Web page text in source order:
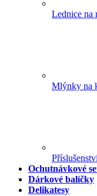
Lednice na
Mlýnky na
Ochutnávkové
Dárkové balíčky
Delikatesy